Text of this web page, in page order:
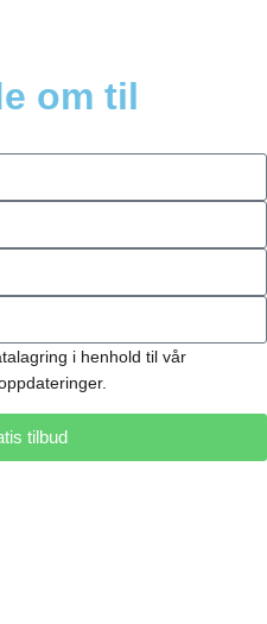
om til
i henhold til vår
tilbud